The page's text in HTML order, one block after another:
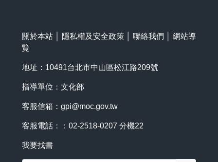
關於本站 隱私權及安全政策 聯絡我們
網站導
覽
地址：10491台北市中山區松江路209號
指導單位：文化部
客服信箱： gpi@moc.gov.tw
客服電話：：02-2518-0207 分機22
我要找書